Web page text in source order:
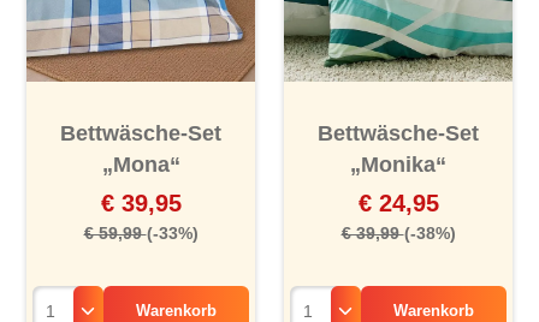
Bettwäsche-Set
„Mona“
€ 39,95
€ 59,99(-33%)
Warenkorb
Bettwäsche-Set
„Monika“
€ 24,95
€ 39,99(-38%)
Warenkorb